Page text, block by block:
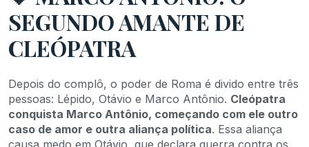
SEGUNDO AMANTE DE
CLEÓPATRA
Depois do complô, o poder de Roma é divido entre três
pessoas: Lépido, Otávio e Marco Antônio. Cleópatra
conquista Marco Antônio, começando com ele outro
caso de amor e outra aliança política. Essa aliança
causa medo em Otávio, que declara guerra contra os